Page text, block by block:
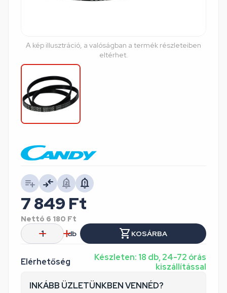
A kép illusztráció, a valóságban a termék részleteiben
eltérhet.
Elérhetőség
Készleten: 18 db, 24-72 órás
kiszállítással
INKÁBB ÜZLETÜNKBEN VENNÉD?
7 849 Ft
Nettó 6 180 Ft
db
KOSÁRBA